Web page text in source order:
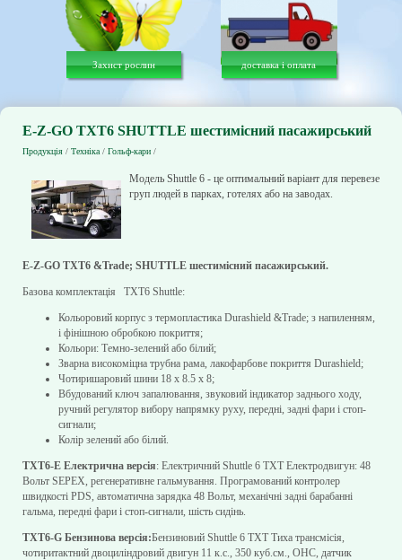
Захист рослин доставка і оплата
E-Z-GO TXT6 SHUTTLE шестимісний пасажирський
Продукція / Техніка / Гольф-кари /
Модель Shuttle 6 - це оптимальний варіант для перевезення
груп людей в парках, готелях або на заводах.
E-Z-GO TXT6 &Trade; SHUTTLE шестимісний пасажирський.
Базова комплектація TXT6 Shuttle:
Кольоровий корпус з термопластика Durashield &Trade; з напиленням,
і фінішною обробкою покриття;
Кольори: Темно-зелений або білий;
Зварна високоміцна трубна рама, лакофарбове покриття Durashield;
Чотиришаровий шини 18 x 8.5 x 8;
Вбудований ключ запалювання, звуковий індикатор заднього ходу,
ручний регулятор вибору напрямку руху, передні, задні фари і стоп-
сигнали;
Колір зелений або білий.
TXT6-E Електрична версія: Електричний Shuttle 6 TXT Електродвигун: 48
Вольт SEPEX, регенеративне гальмування. Програмований контролер
швидкості PDS, автоматична зарядка 48 Вольт, механічні задні барабанні
гальма, передні фари і стоп-сигнали, шість сидінь.
TXT6-G Бензинова версія:Бензиновий Shuttle 6 TXT Тиха трансмісія,
чотиритактний двоциліндровий двигун 11 к.с., 350 куб.см., OHC, датчик